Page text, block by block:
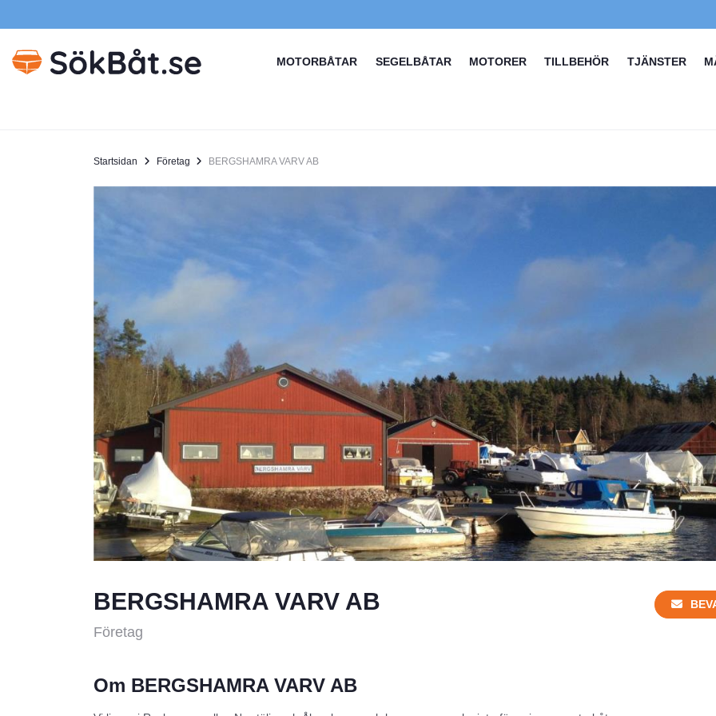
MOTORBÅTAR SEGELBÅTAR MOTORER TILLBEHÖR TJÄNSTER
Startsidan Företag BERGSHAMRA VARV AB
BERGSHAMRA VARV AB
Företag
Om BERGSHAMRA VARV AB